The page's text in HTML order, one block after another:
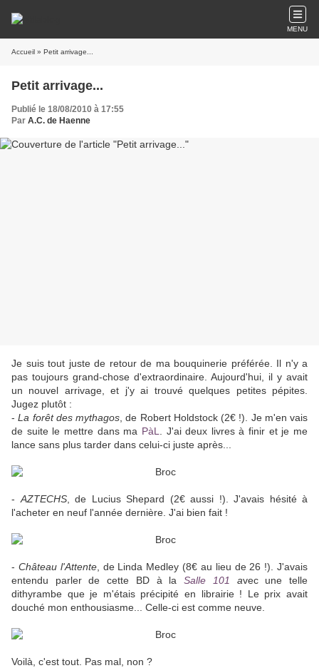
MENU
Accueil » Petit arrivage...
Petit arrivage...
Publié le 18/08/2010 à 17:55
Par A.C. de Haenne
Je suis tout juste de retour de ma bouquinerie préférée. Il n'y a
pas toujours grand-chose d'extraordinaire. Aujourd'hui, il y avait
un nouvel arrivage, et j'y ai trouvé quelques petites pépites.
Jugez plutôt :
-La forêt des mythagos , de Robert Holdstock (2€ !). Je m'en vais
de suite le mettre dans ma PàL
. J'ai deux livres à finir et je me
lance sans plus tarder dans celui-ci juste après...
- AZTECHS, de Lucius Shepard (2€ aussi !). J'avais hésité à
l'acheter en neuf l'année dernière. J'ai bien fait !
- Château l'Attente, de Linda Medley (8€ au lieu de 26 !). J'avais
entendu parler de cette BD à laSalle 101 avec une telle
dithyrambe que je m'étais précipité en librairie ! Le prix avait
douché mon enthousiasme... Celle-ci est comme neuve.
Voilà, c'est tout. Pas mal, non ?